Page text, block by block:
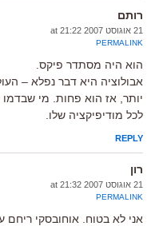
רותם
21 אוגוסט 2007 at 21:22
PERMALINK
הוא היה מסתדר פיקס.
אבולוציה היא דבר נפלא –
יותר, אז הוא פחות. מי
לכל מודיפיקציה שלו.
REPLY
רון
21 אוגוסט 2007 at 21:32
PERMALINK
אני לא בטוח. אוחובסקי ריחם